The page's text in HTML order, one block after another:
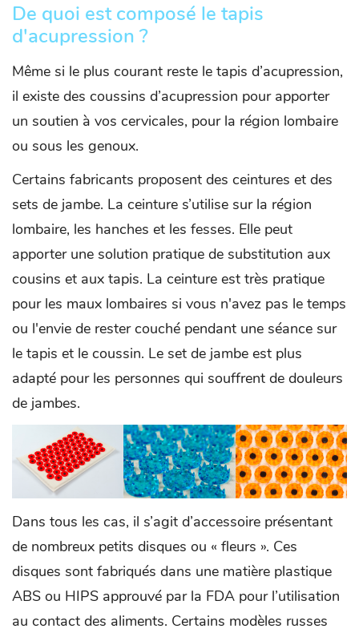
De quoi est composé le tapis
d'acupression ?
Même si le plus courant reste le tapis d’acupression,
il existe des coussins d’acupression pour apporter
un soutien à vos cervicales, pour la région lombaire
ou sous les genoux.
Certains fabricants proposent des ceintures et des
sets de jambe. La ceinture s’utilise sur la région
lombaire, les hanches et les fesses. Elle peut
apporter une solution pratique de substitution aux
cousins et aux tapis. La ceinture est très pratique
pour les maux lombaires si vous n'avez pas le temps
ou l'envie de rester couché pendant une séance sur
le tapis et le coussin. Le set de jambe est plus
adapté pour les personnes qui souffrent de douleurs
de jambes.
Dans tous les cas, il s’agit d’accessoire présentant
de nombreux petits disques ou « fleurs ». Ces
disques sont fabriqués dans une matière plastique
ABS ou HIPS approuvé par la FDA pour l’utilisation
au contact des aliments. Certains modèles russes